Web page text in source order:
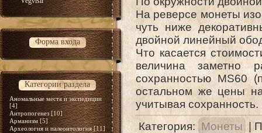
Форма входа
Категории раздела
Аномальные места и экспедиции
[4]
Антропогенез [10]
Арманизм [5]
Археология и палеонтология [11]
На реверсе монеты
чуть ниже
двойной линейный
Что касается
величина заметно
сохранностью MS60
остальном же цены
учитывая сохранность.
Категория: Монеты